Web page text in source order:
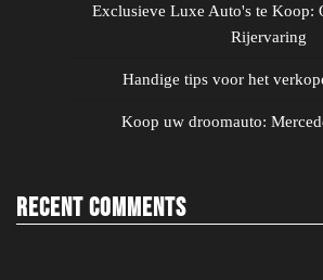
Exclusieve Luxe Auto's te Koop:
Rijervaring
Handige tips voor het
Koop uw droomauto:
Recent Comments